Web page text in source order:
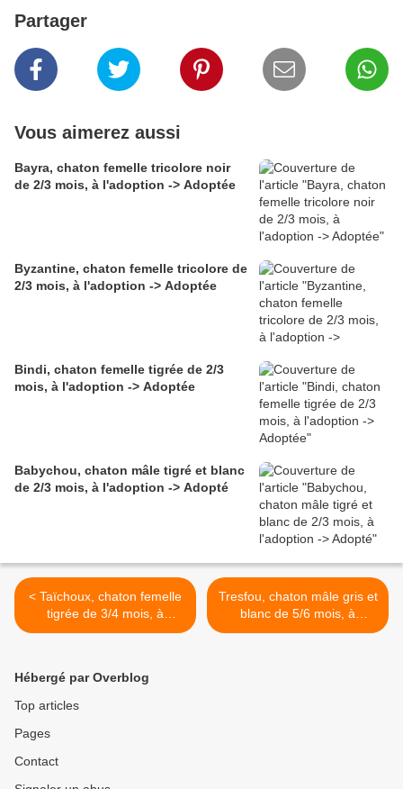
Partager
Vous aimerez aussi
Bayra, chaton femelle tricolore noir
de 2/3 mois, à l'adoption -> Adoptée
Byzantine, chaton femelle tricolore de
2/3 mois, à l'adoption -> Adoptée
Bindi, chaton femelle tigrée de 2/3
mois, à l'adoption -> Adoptée
Babychou, chaton mâle tigré et blanc
de 2/3 mois, à l'adoption -> Adopté
< Taïchoux, chaton femelle
tigrée de 3/4 mois, à
l'adoption -> adoptée avec
Tresfou, chaton mâle gris et
blanc de 5/6 mois, à
l'adoption -> adopté >
Hébergé par Overblog
Top articles
Pages
Contact